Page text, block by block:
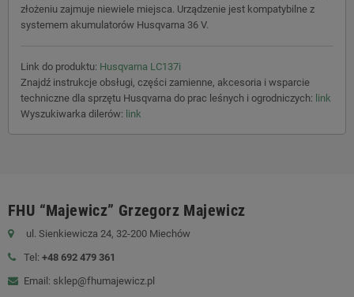
złożeniu zajmuje niewiele miejsca. Urządzenie jest kompatybilne z
systemem akumulatorów Husqvarna 36 V.
Link do produktu: Husqvarna LC137i
Znajdź instrukcje obsługi, części zamienne, akcesoria i wsparcie
techniczne dla sprzętu Husqvarna do prac leśnych i ogrodniczych: link
Wyszukiwarka dilerów: link
FHU “Majewicz” Grzegorz Majewicz
ul. Sienkiewicza 24, 32-200 Miechów
Tel: +48 692 479 361
Email: sklep@fhumajewicz.pl